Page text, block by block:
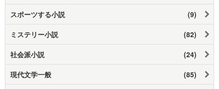
スポーツする小説 (9)
ミステリー小説 (82)
社会派小説 (24)
現代文学一般 (85)